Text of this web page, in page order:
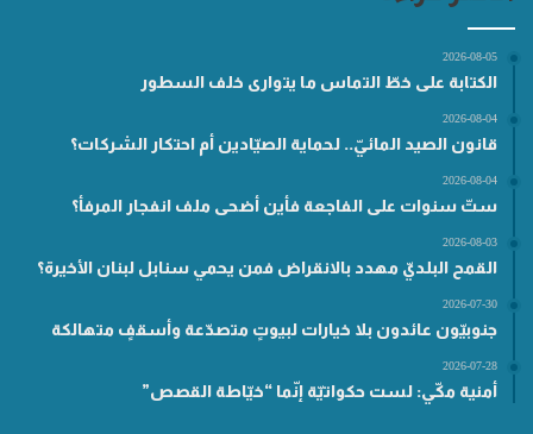
2026-08-05
الكتابة على خطّ التماس ما يتوارى خلف السطور
2026-08-04
قانون الصيد المائيّ.. لحماية الصيّادين أم احتكار الشركات؟
2026-08-04
ستّ سنوات على الفاجعة فأين أضحى ملف انفجار المرفأ؟
2026-08-03
القمح البلديّ مهدد بالانقراض فمن يحمي سنابل لبنان الأخيرة؟
2026-07-30
جنوبيّون عائدون بلا خيارات لبيوتٍ متصدّعة وأسقفٍ متهالكة
2026-07-28
أمنية مكّي: لست حكواتيّة إنّما “خيّاطة القصص”